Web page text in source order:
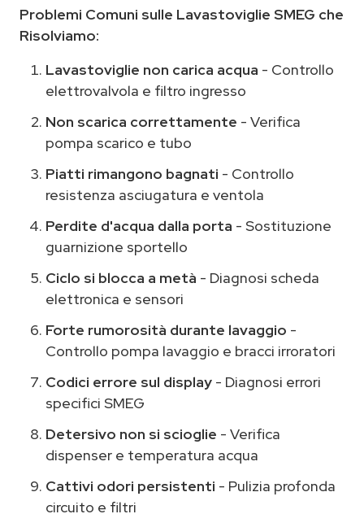
Problemi Comuni sulle Lavastoviglie SMEG che
Risolviamo:
Lavastoviglie non carica acqua - Controllo
elettrovalvola e filtro ingresso
Non scarica correttamente - Verifica
pompa scarico e tubo
Piatti rimangono bagnati - Controllo
resistenza asciugatura e ventola
Perdite d'acqua dalla porta - Sostituzione
guarnizione sportello
Ciclo si blocca a metà - Diagnosi scheda
elettronica e sensori
Forte rumorosità durante lavaggio -
Controllo pompa lavaggio e bracci irroratori
Codici errore sul display - Diagnosi errori
specifici SMEG
Detersivo non si scioglie - Verifica
dispenser e temperatura acqua
Cattivi odori persistenti - Pulizia profonda
circuito e filtri